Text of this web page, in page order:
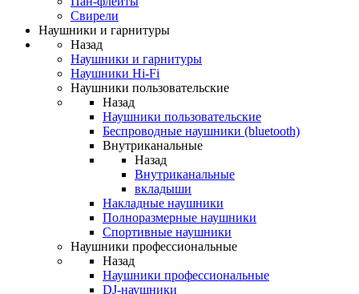
Свирели
Наушники и гарнитуры
Назад
Наушники и гарнитуры
Наушники Hi-Fi
Наушники пользовательские
Назад
Наушники пользовательские
Беспроводные наушники (bluetooth)
Внутриканальные
Назад
Внутриканальные
вкладыши
Накладные наушники
Полноразмерные наушники
Спортивные наушники
Наушники профессиональные
Назад
Наушники профессиональные
DJ-наушники